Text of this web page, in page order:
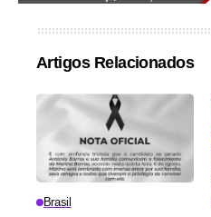
Artigos Relacionados
Brasil